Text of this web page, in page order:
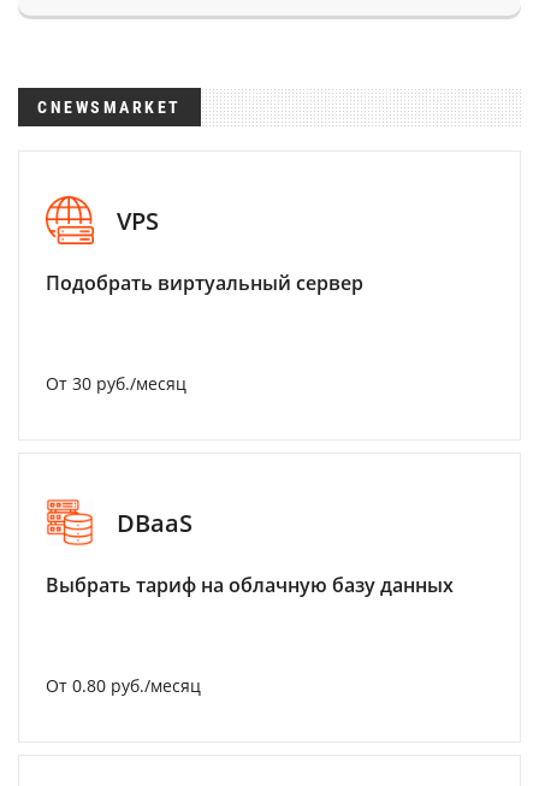
CNEWSMARKET
VPS
Подобрать виртуальный сервер
От 30 руб./месяц
DBaaS
Выбрать тариф на облачную базу данных
От 0.80 руб./месяц